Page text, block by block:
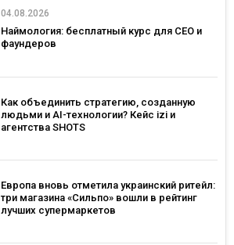
04.08.2026
Наймология: бесплатный курс для CEO и
фаундеров
Как объединить стратегию, созданную
людьми и AI-технологии? Кейс izi и
агентства SHOTS
Европа вновь отметила украинский ритейл:
три магазина «Сильпо» вошли в рейтинг
лучших супермаркетов